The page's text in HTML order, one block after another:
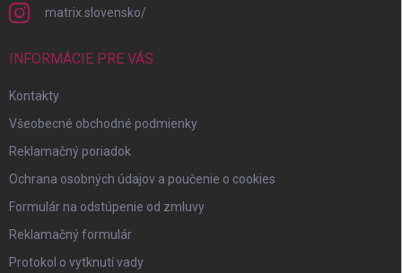
matrix.slovensko/
INFORMÁCIE PRE VÁS
Kontakty
Všeobecné obchodné podmienky
Reklamačný poriadok
Ochrana osobných údajov a poučenie o cookies
Formulár na odstúpenie od zmluvy
Reklamačný formulár
Protokol o vytknutí vady